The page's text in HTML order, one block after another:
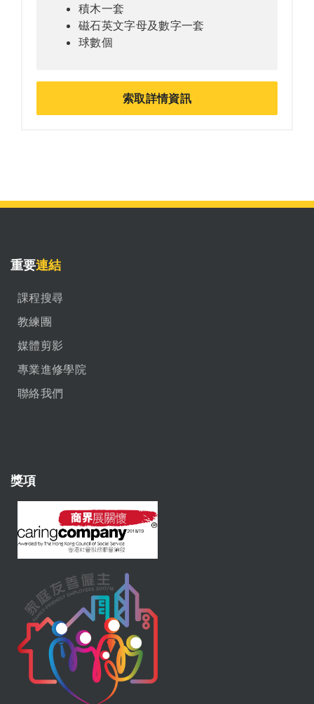
積木一套
磁石英文字母及數字一套
球數個
索取詳情資訊
重要連結
課程搜尋
教練團
媒體剪影
專業進修學院
聯絡我們
獎項